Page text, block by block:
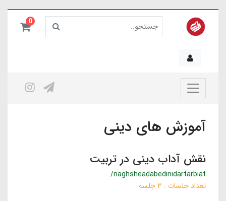
0
آموزش های دینی
نقش آداب دینی در تربیت
/naghsheadabedinidartarbiat
تعداد جلسات : 3 جلسه